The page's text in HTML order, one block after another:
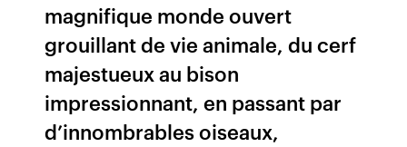
magnifique monde ouvert
grouillant de vie animale, du cerf
majestueux au bison
impressionnant, en passant par
d’innombrables oiseaux,